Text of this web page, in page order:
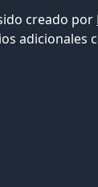
creado por
adicionales